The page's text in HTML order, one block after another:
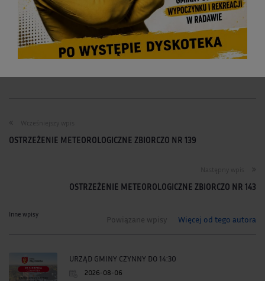
stalowowolski, strzyżowski, Tarnobrzeg i tarnobrzeski)
Przebieg:Temperatura maksymalna 30-34°C, temperatura minimalna w nocy od
18°C.
Zjawisko/stopień zagrożenia: UPAŁ/1 (bieszczadzki, jasielski, Krosno,
krośnieński, leski i sanocki)
Wcześniejszy wpis
OSTRZEŻENIE METEOROLOGICZNE ZBIORCZO NR 139
Następny wpis
OSTRZEŻENIE METEOROLOGICZNE ZBIORCZO NR 143
Inne wpisy
Powiązane wpisy Więcej od tego autora
URZĄD GMINY CZYNNY DO 14:30
2026-08-06